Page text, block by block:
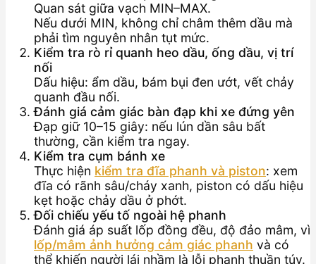
Quan sát giữa vạch MIN–MAX.
Nếu dưới MIN, không chỉ châm thêm dầu mà
phải tìm nguyên nhân tụt mức.
Kiểm tra rò rỉ quanh heo dầu, ống dầu, vị trí
nối
Dấu hiệu: ẩm dầu, bám bụi đen ướt, vết chảy
quanh đầu nối.
Đánh giá cảm giác bàn đạp khi xe đứng yên
Đạp giữ 10–15 giây: nếu lún dần sâu bất
thường, cần kiểm tra ngay.
Kiểm tra cụm bánh xe
Thực hiện kiểm tra đĩa phanh và piston: xem
đĩa có rãnh sâu/cháy xanh, piston có dấu hiệu
kẹt hoặc chảy dầu ở phớt.
Đối chiếu yếu tố ngoài hệ phanh
Đánh giá áp suất lốp đồng đều, độ đảo mâm, vì
lốp/mâm ảnh hưởng cảm giác phanh và có
thể khiến người lái nhầm là lỗi phanh thuần túy.